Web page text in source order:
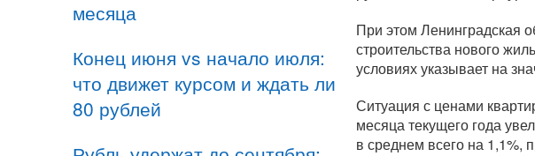
месяца
Конец июня vs начало июля:
что движет курсом и ждать ли
80 рублей
При этом Ленинградская
строительства нового
условиях указывает на
Ситуация с ценами
месяца текущего года
в среднем всего на 1,1%,